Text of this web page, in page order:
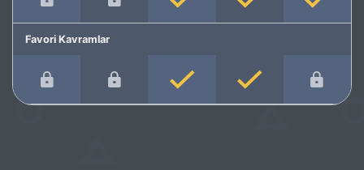
Favori Kavramlar